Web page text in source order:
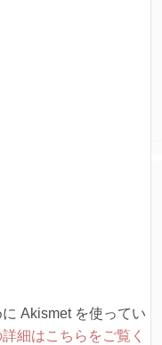
Akismet を使ってい
細はこちらをご覧く